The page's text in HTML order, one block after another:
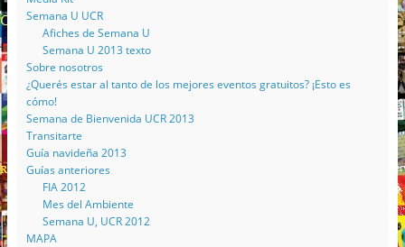
Semana U UCR
Afiches de Semana U
Semana U 2013 texto
Sobre nosotros
¿Querés estar al tanto de los mejores eventos gratuitos? ¡Esto es
cómo!
Semana de Bienvenida UCR 2013
Transitarte
Guía navideña 2013
Guías anteriores
FIA 2012
Mes del Ambiente
Semana U, UCR 2012
MAPA